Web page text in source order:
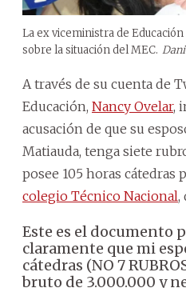
La ex viceministra de Educación
sobre la situación del MEC.
A través de su cuenta de
Educación, Nancy Ovelar,
acusación de que su
Matiauda, tenga siete
posee 105 horas cátedras
colegio Técnico Nacional,
Este es el documento
claramente que mi
cátedras (NO 7
bruto de 3.000.000 y